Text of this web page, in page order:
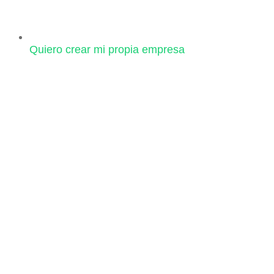
Quiero crear mi propia empresa